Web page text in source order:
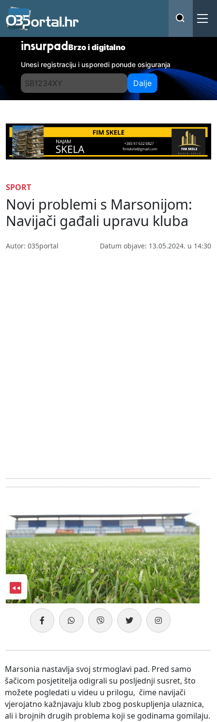
insurpadBrzo i digitalno
Unesi registraciju i usporedi ponude osiguranja
Dalje
SPORT
Novi problemi s Marsonijom:
Navijači gađali upravu kluba
Autor: 035portal Datum objave: 13.05.2024. u 14:30
Marsonia nastavlja svoj strmoglavi pad. Pred samo
šačicom posjetitelja odigrali su posljednji susret, što
možete pogledati u videu u prilogu, čime navijači
vjerojatno kažnjavaju klub zbog poskupljenja ulaznica,
ali i brojnih drugih problema koji se godinama gomilaju.